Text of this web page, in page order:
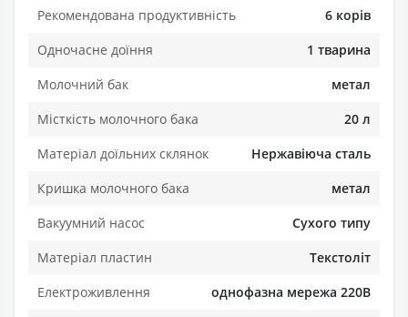
Рекомендована продуктивність
6 корів
Одночасне доїння
1 тварина
Молочний бак
метал
Місткість молочного бака
20 л
Матеріал доїльних склянок
Нержавіюча сталь
Кришка молочного бака
метал
Вакуумний насос
Сухого типу
Матеріал пластин
Текстоліт
Електроживлення
однофазна мережа 220В